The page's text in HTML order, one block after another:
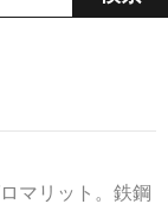
マリット。鉄鋼